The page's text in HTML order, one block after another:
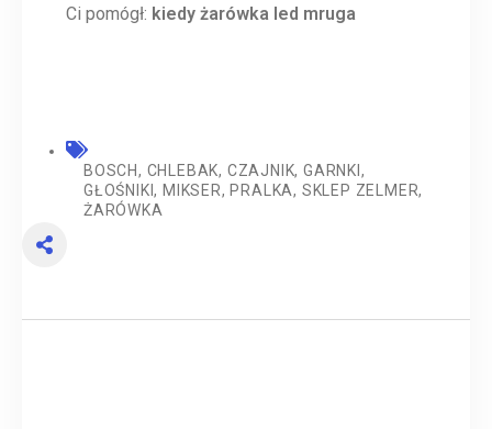
Ci pomógł: kiedy żarówka led mruga
BOSCH, CHLEBAK, CZAJNIK,GARNKI ,
GŁOŚNIKI, MIKSER, PRALKA, SKLEP ZELMER,
ŻARÓWKA